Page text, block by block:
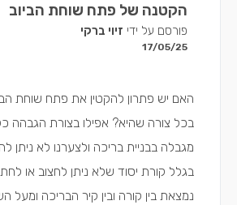
הקטנה של פתח שוחת הביוב
פורסם על ידי זיוי ברקי
17/05/25
בכל צורה שהיא? אפילו בצורת הגבהה
מגבלה בבניית בריכה ולצערנו לא ניתן
בגלל קורת יסוד שלא ניתן לחצוב או
נמצאת בין קורה ובין קיר הבריכה